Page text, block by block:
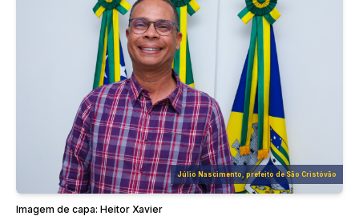
Júlio Nascimento, prefeito de São Cristóvão
Imagem de capa: Heitor Xavier